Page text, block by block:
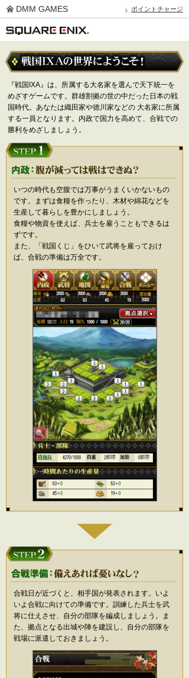
DMM GAMES ポイントチャージ
『戦国IXA』は、所属する大名家を選んで天下統一を
めざすゲームです。群雄割拠の世の中だった日本の戦
国時代。あなたは織田家や徳川家などの 大名家に所属
する一員となります。内政で国力を高めて、合戦での
勝利をめざしましょう。
いつの時代も空腹では万事がうまくいかないもの
です。まずは食糧を作ったり、木材や綿花などを
生産して暮らしを豊かにしましょう。
食糧や物資を使えば、兵士を雇うこともできるは
ずです。
また、「戦国くじ」をひいて武将を雇っておけ
ば、合戦の準備は万全です。
合戦日が近づくと、相手国が発表されます。いよ
いよ合戦に向けての準備です。訓練した兵士を武
将に仕えさせ、自分の部隊を編成しましょう。ま
た、拠点となる出城や陣を建設し、自分の部隊を
戦場に派遣しておきましょう。